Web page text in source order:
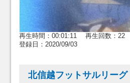
再生時間：00:01:11 再生回数：22
登録日：2020/09/03
北信越フットサルリー